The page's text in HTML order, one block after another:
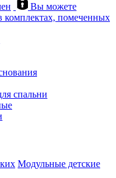
Вы можете
комплектах, помеченных
спальни
Модульные детские